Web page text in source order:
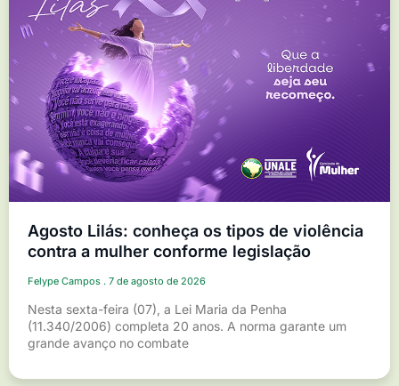
Agosto Lilás: conheça os tipos de violência
contra a mulher conforme legislação
Felype Campos 7 de agosto de 2026
Nesta sexta-feira (07), a Lei Maria da Penha
(11.340/2006) completa 20 anos. A norma garante um
grande avanço no combate